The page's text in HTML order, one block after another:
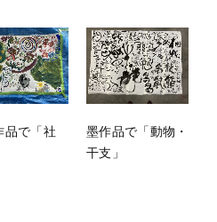
品で「社
墨作品で「動物・
干支」